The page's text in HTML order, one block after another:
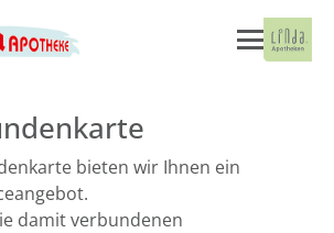
bieten wir Ihnen ein
damit verbundenen